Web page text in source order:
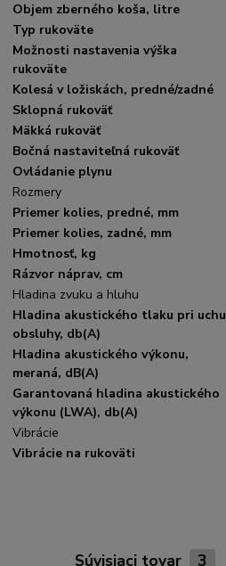
Objem zberného koša, litre
Typ rukoväte
Možnosti nastavenia výška
rukoväte
Kolesá v ložiskách, predné/zadné
Sklopná rukoväť
Mäkká rukoväť
Bočná nastaviteľná rukoväť
Ovládanie plynu
Rozmery
Priemer kolies, predné, mm
Priemer kolies, zadné, mm
Hmotnosť, kg
Rázvor náprav, cm
Hladina zvuku a hluhu
Hladina akustického tlaku pri uchu
obsluhy, db(A)
Hladina akustického výkonu,
meraná, dB(A)
Garantovaná hladina akustického
výkonu (LWA), db(A)
Vibrácie
Vibrácie na rukoväti
Súvisiaci tovar 3